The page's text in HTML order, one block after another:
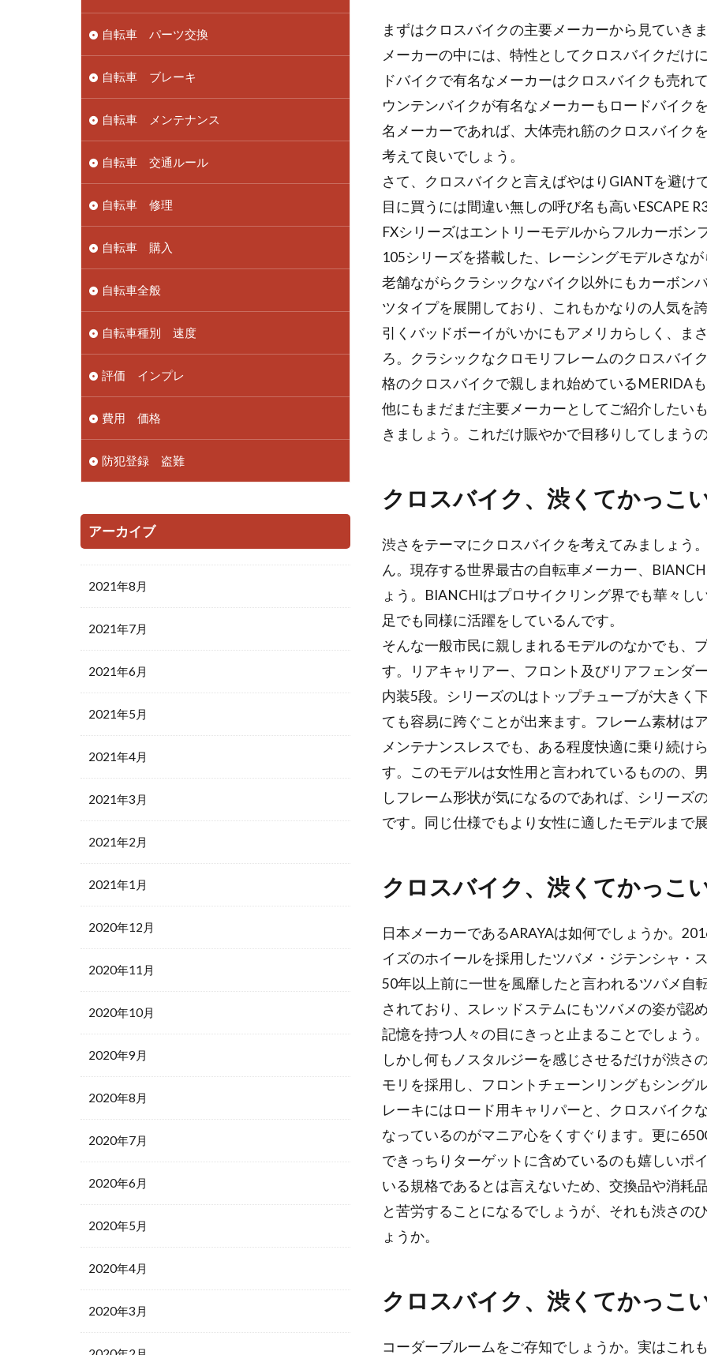
まずはクロスバイクの主要メーカーから見ていき
メーカーの中には、特性としてクロスバイクだけ
ドバイクで有名なメーカーはクロスバイクも売れ
ウンテンバイクが有名なメーカーもロードバイク
名メーカーであれば、大体売れ筋のクロスバイク
考えて良いでしょう。
さて、クロスバイクと言えばやはりGIANTを避け
目に買うには間違い無しの呼び名も高いESCAPE
FXシリーズはエントリーモデルからフルカーボン
105シリーズを搭載した、レーシングモデルさな
老舗ながらクラシックなバイク以外にもカーボン
ツタイプを展開しており、これもかなりの人気を
引くバッドボーイがいかにもアメリカらしく、ま
ろ。クラシックなクロモリフレームのクロスバイ
格のクロスバイクで親しまれ始めているMERIDA
他にもまだまだ主要メーカーとしてご紹介したい
きましょう。これだけ賑やかで目移りしてしまう
クロスバイク、渋くてかっこ
渋さをテーマにクロスバイクを考えてみましょう
ん。現存する世界最古の自転車メーカー、
ょう。BIANCHIはプロサイクリング界でも華々し
足でも同様に活躍をしているんです。
そんな一般市民に親しまれるモデルのなかでも、
す。リアキャリアー、フロント及びリアフェンダ
内装5段。シリーズのLはトップチューブが大きく
ても容易に跨ぐことが出来ます。フレーム素材は
メンテナンスレスでも、ある程度快適に乗り続け
す。このモデルは女性用と言われているものの、
しフレーム形状が気になるのであれば、シリーズ
です。同じ仕様でもより女性に適したモデルまで
クロスバイク、渋くてかっこ
日本メーカーであるARAYAは如何でしょうか。
イズのホイールを採用したツバメ・ジテンシャ・
50年以上前に一世を風靡したと言われるツバメ自
されており、スレッドステムにもツバメの姿が認
記憶を持つ人々の目にきっと止まることでしょう
しかし何もノスタルジーを感じさせるだけが渋さ
モリを採用し、フロントチェーンリングもシング
レーキにはロード用キャリパーと、クロスバイク
なっているのがマニア心をくすぐります。更に
できっちりターゲットに含めているのも嬉しいポ
いる規格であるとは言えないため、交換品や消耗
と苦労することになるでしょうが、それも渋さの
ょうか。
クロスバイク、渋くてかっこ
コーダーブルームをご存知でしょうか。実はこれ
自転車 パーツ交換
自転車 ブレーキ
自転車 メンテナンス
自転車 交通ルール
自転車 修理
自転車 購入
自転車全般
自転車種別 速度
評価 インプレ
費用 価格
防犯登録 盗難
アーカイブ
2021年8月
2021年7月
2021年6月
2021年5月
2021年4月
2021年3月
2021年2月
2021年1月
2020年12月
2020年11月
2020年10月
2020年9月
2020年8月
2020年7月
2020年6月
2020年5月
2020年4月
2020年3月